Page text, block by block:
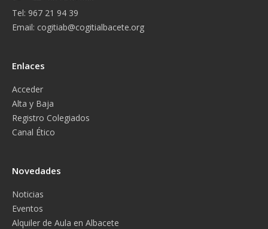
Tel: 967 21 94 39
Email: cogitiab@cogitialbacete.org
Enlaces
Acceder
Alta y Baja
Registro Colegiados
Canal Ético
Novedades
Noticias
Eventos
Alquiler de Aula en Albacete